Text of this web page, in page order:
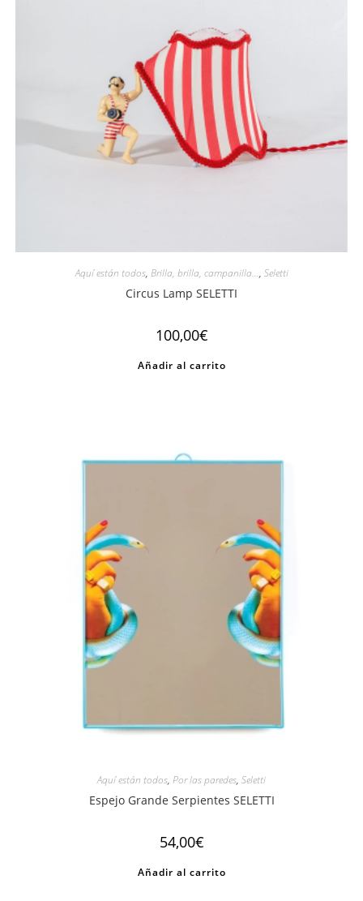
Aquí están todos, Brilla, brilla, campanilla..., Seletti
Circus Lamp SELETTI
100,00€
Añadir al carrito
Aquí están todos, Por las paredes, Seletti
Espejo Grande Serpientes SELETTI
54,00€
Añadir al carrito